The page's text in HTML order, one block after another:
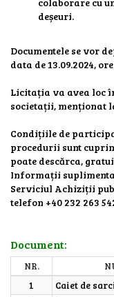
deșeuri.
Documentele se vor
data de 13.09.2024,
Licitația va avea loc
societații, menționat
Condițiile de
procedurii sunt
poate descărca,
Informații
Serviciul Achiziții
telefon +40 232 263
Document:
NR.
1
Caiet de